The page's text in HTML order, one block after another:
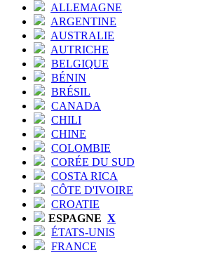
ALLEMAGNE
ARGENTINE
AUSTRALIE
AUTRICHE
BELGIQUE
BÉNIN
BRÉSIL
CANADA
CHILI
CHINE
COLOMBIE
CORÉE DU SUD
COSTA RICA
CÔTE D'IVOIRE
CROATIE
ESPAGNE X
ÉTATS-UNIS
FRANCE